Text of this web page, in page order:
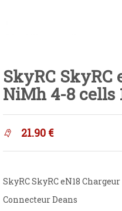
SkyRC SkyRC
NiMh 4-8 cells
21.90 €
SkyRC SkyRC eN18
Connecteur Deans